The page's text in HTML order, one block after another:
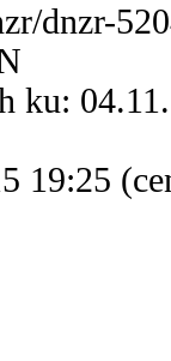
dnzr-
ku:
19:25